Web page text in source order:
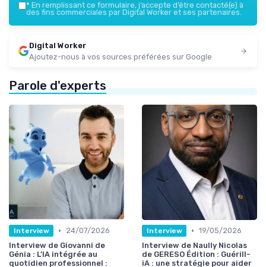
* En remplissant ce formulaire, j’accepte d’être contacté(e) à
des fins commerciales par Digital Worker et ses partenaires.
Digital Worker
Ajoutez-nous à vos sources préférées sur Google
Parole d'experts
Interview •
24/07/2026
Interview de Giovanni de
Génia : L’IA intégrée au
quotidien professionnel :
Interview • 19/05/2026
Interview de Naully Nicolas
de GERESO Édition : Guérill-
iA : une stratégie pour aider